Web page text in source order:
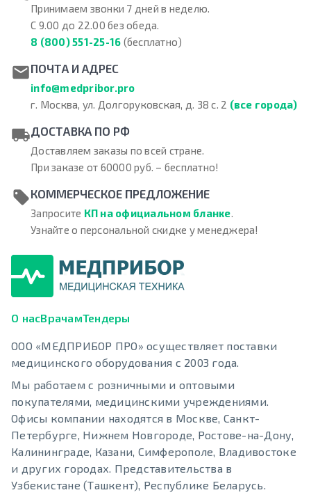
Принимаем звонки 7 дней в неделю.
С 9.00 до 22.00 без обеда.
8 (800) 551-25-16 (бесплатно)
ПОЧТА И АДРЕС
info@medpribor.pro
г. Москва, ул. Долгоруковская, д. 38 с. 2 (все города)
ДОСТАВКА ПО РФ
Доставляем заказы по всей стране.
При заказе от 60000 руб. – бесплатно!
КОММЕРЧЕСКОЕ ПРЕДЛОЖЕНИЕ
Запросите КП на официальном бланке.
Узнайте о персональной скидке у менеджера!
О насВрачамТендеры
ООО «МЕДПРИБОР ПРО» осуществляет поставки
медицинского оборудования с 2003 года.
Мы работаем с розничными и оптовыми
покупателями, медицинскими учреждениями.
Офисы компании находятся в Москве, Санкт-
Петербурге, Нижнем Новгороде, Ростове-на-Дону,
Калининграде, Казани, Симферополе, Владивостоке
и других городах. Представительства в
Узбекистане (Ташкент), Республике Беларусь.